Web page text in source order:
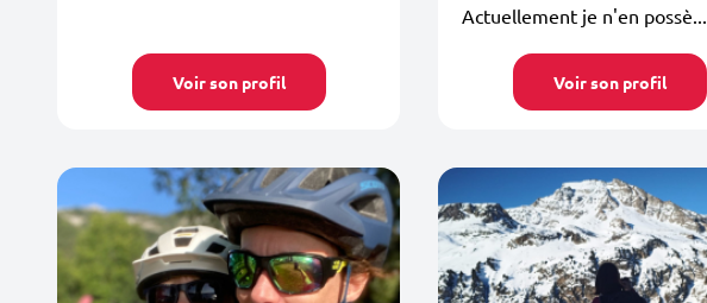
Voir son profil
Actuellement je n'en possè...
Voir son profil